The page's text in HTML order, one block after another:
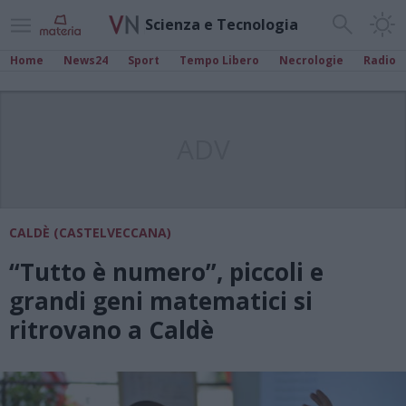
Scienza e Tecnologia
Home News24 Sport Tempo Libero Necrologie Radio
CALDÈ (CASTELVECCANA)
“Tutto è numero”, piccoli e
grandi geni matematici si
ritrovano a Caldè